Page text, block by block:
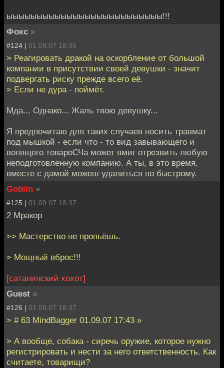
ыыыыыыыыыыыыыыыыыыыыыыыыыы!!!
Фокс »
#124 | 01.09.07 18:36
> Реагировать дракой на оскорбление от большой
компании в присутствии своей девушки - значит
подвергать риску прежде всего её.
> Если не дура - поймёт.
Мда... Однако... Жаль твою девушку...
Я предпочитаю для таких случаев носить травмат
под мышкой - если что - то вид завывающего и
вопящего товароСЧа может вмиг отрезвить любую
неподготовленную компанию. А ты, в это время,
вместе с дамой можеш удалиться по быстрому.
Goblin »
#125 | 01.09.07 18:37
2 Мракор
>> Мастерство не пропьёшь.
> Мощный вброс!!!
[сатанинский хохот]
Guest »
#126 | 01.09.07 18:37
> # 63 MindBagger 01.09.07 17:43 »
> А вообще, собака - сиречь оружие, которое нужно
регистрировать и нести за него ответственность. Как
считаете, товарищи?